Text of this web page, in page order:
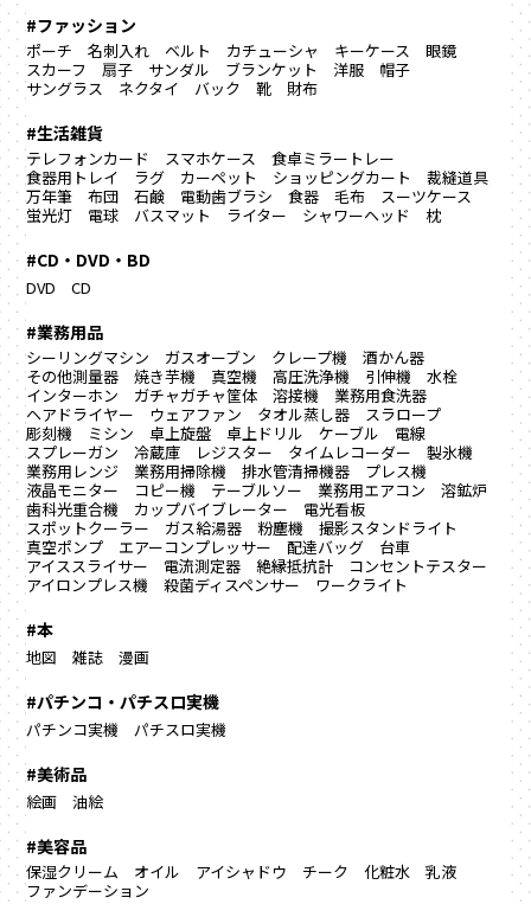
#ファッション
ポーチ 名刺入れ ベルト カチューシャ キーケース
眼鏡
スカーフ
扇子 サンダル ブランケット 洋服
帽子
サングラス
ネクタイ バック 靴 財布
#生活雑貨
テレフォンカード スマホケース
食卓ミラートレー
食器用トレイ
ラグ カーペット ショッピングカート
裁縫道具
万年筆
布団 石鹸 電動歯ブラシ 食器 毛布
スーツケース
蛍光灯
電球 バスマット ライター シャワーヘッド 枕
#CD・DVD・BD
DVD CD
#業務用品
シーリングマシン ガスオーブン クレープ機
酒かん器
その他測量器
焼き芋機 真空機 高圧洗浄機 引伸機
水栓
インターホン
ガチャガチャ筐体 溶接機
業務用食洗器
ヘアドライヤー
ウェアファン タオル蒸し器
スラロープ
彫刻機
ミシン 卓上旋盤 卓上ドリル ケーブル
電線
スプレーガン
冷蔵庫 レジスター タイムレコーダー
製氷機
業務用レンジ
業務用掃除機 排水管清掃機器
プレス機
液晶モニター
コピー機 テーブルソー 業務用エアコン
溶鉱炉
歯科光重合機
カップバイブレーター
電光看板
スポットクーラー
ガス給湯器 粉塵機
撮影スタンドライト
真空ポンプ
エアーコンプレッサー 配達バッグ
台車
アイススライサー
電流測定器 絶縁抵抗計
コンセントテスター
アイロンプレス機
殺菌ディスペンサー ワークライト
#本
地図 雑誌 漫画
#パチンコ・パチスロ実機
パチンコ実機 パチスロ実機
#美術品
絵画 油絵
#美容品
保湿クリーム オイル アイシャドウ チーク 化粧水
乳液
ファンデーション